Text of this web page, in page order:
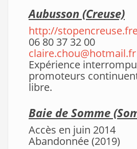
Aubusson (Creuse)
http://
06 80 37 32 00
claire.chou@hotmail.fr
Expérience
promoteurs
libre.
Baie de Somme
Accès en juin 2014
Abandonnée (2019)